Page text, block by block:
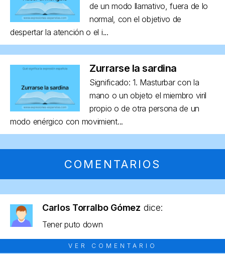
de un modo llamativo, fuera de lo
normal, con el objetivo de
despertar la atención o el i...
Zurrarse la sardina
Significado: 1. Masturbar con la
mano o un objeto el miembro viril
propio o de otra persona de un
modo enérgico con movimient...
COMENTARIOS
Carlos Torralbo Gómez dice:
Tener puto down
VER COMENTARIO